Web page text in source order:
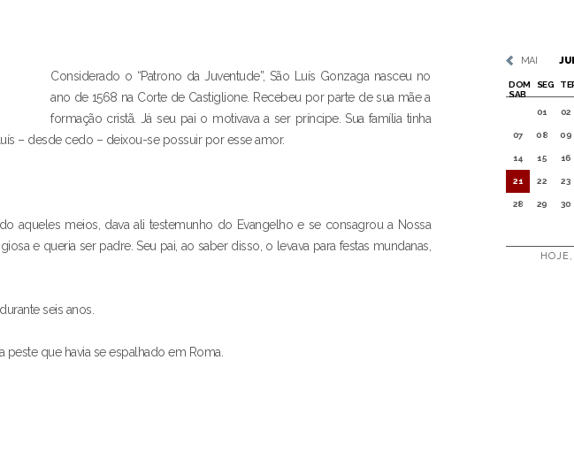
MAI
DOM SEG
SAB
01
02
07 08 09
14 15 16
21 22 23
28 29 30
Considerado o “Patrono da Juventude”, São Luís Gonzaga nasceu no
ano de 1568 na Corte de Castiglione. Recebeu por parte de sua mãe a
formação cristã. Já seu pai o motivava a ser príncipe. Sua família tinha
– desde cedo – deixou-se possuir por esse amor.
aqueles meios, dava ali testemunho do Evangelho e se consagrou a Nossa
e queria ser padre. Seu pai, ao saber disso, o levava para festas mundanas,
seis anos.
que havia se espalhado em Roma.